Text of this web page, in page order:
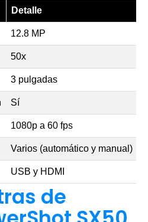
Detalle
12.8 MP
50x
3 pulgadas
Sí
1080p a 60 fps
Varios (automático y manual)
USB y HDMI
de